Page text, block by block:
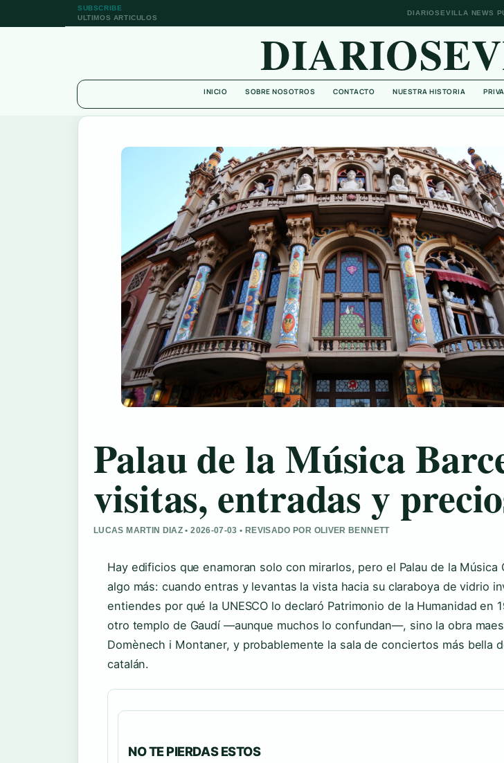
SUBSCRIBE
ULTIMOS ARTICULOS
DIARIOSEVILLA NEWS
INICIO SOBRE NOSOTROS CONTACTO NUESTRA HISTORIA
Palau de la Música
visitas, entradas y
LUCAS MARTIN DIAZ • 2026-07-03 • REVISADO POR OLIVER BENNETT
Hay edificios que enamoran solo con mirarlos, pero el Palau de la Música
algo más: cuando entras y levantas la vista hacia su claraboya de vidrio
entiendes por qué la UNESCO lo declaró Patrimonio de la Humanidad en
otro templo de Gaudí —aunque muchos lo confundan—, sino la obra
Domènech i Montaner, y probablemente la sala de conciertos más bella
catalán.
NO TE PIERDAS ESTOS